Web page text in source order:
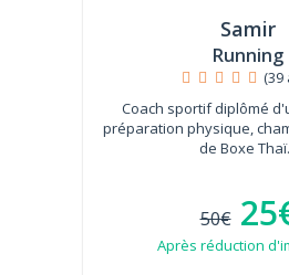
Samir
Running
(39
Coach sportif diplômé
préparation physique,
de Boxe
50€
Après réduction